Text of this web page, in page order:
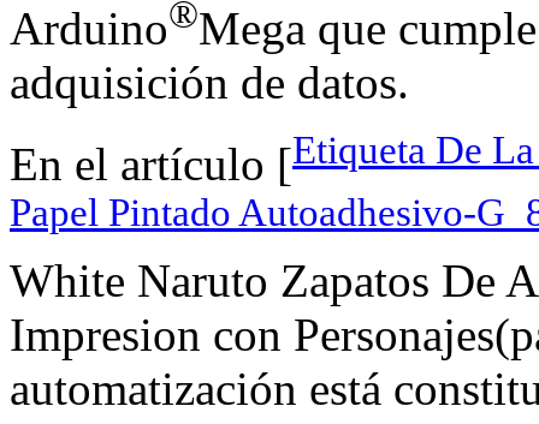
Arduino®Mega que
adquisición de datos.
En el artículo [Etiqueta De
Papel Pintado Autoadhesivo-
White Naruto Zapatos De
Impresion con
automatización está